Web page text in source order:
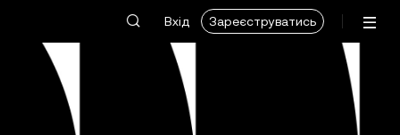
Вхід
Зареєструватись